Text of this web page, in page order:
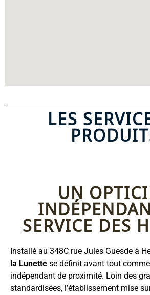
LES
UN
SERVICE DES
Installé au 348C rue Jules Guesde à
la Lunette se définit avant tout
indépendant de proximité. Loin des
standardisées, l’établissement mise